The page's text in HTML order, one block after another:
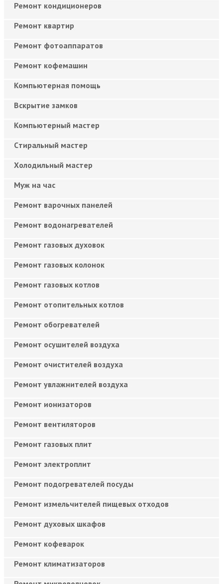
Ремонт кондиционеров
Ремонт квартир
Ремонт фотоаппаратов
Ремонт кофемашин
Компьютерная помощь
Вскрытие замков
Компьютерный мастер
Cтиральный мастер
Холодильный мастер
Муж на час
Ремонт варочных панелей
Ремонт водонагревателей
Ремонт газовых духовок
Ремонт газовых колонок
Ремонт газовых котлов
Ремонт отопительных котлов
Ремонт обогревателей
Ремонт осушителей воздуха
Ремонт очистителей воздуха
Ремонт увлажнителей воздуха
Ремонт ионизаторов
Ремонт вентиляторов
Ремонт газовых плит
Ремонт электроплит
Ремонт подогревателей посуды
Ремонт измельчителей пищевых отходов
Ремонт духовых шкафов
Ремонт кофеварок
Ремонт климатизаторов